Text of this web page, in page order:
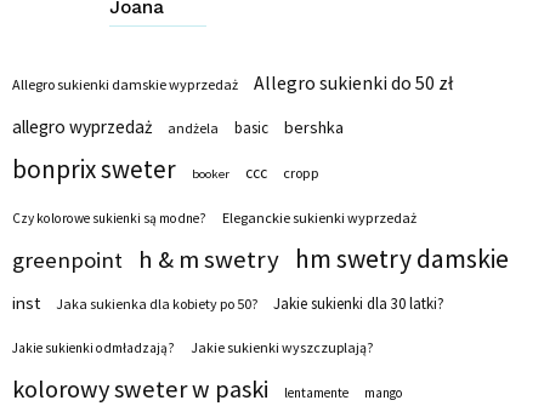
Joana
Allegro sukienki damskie wyprzedaż
Allegro sukienki do 50 zł
allegro wyprzedaż
andżela basic bershka
bonprix sweter booker ccc cropp
Czy kolorowe sukienki są modne? Eleganckie sukienki wyprzedaż
greenpoint h & m swetry hm swetry damskie
inst Jaka sukienka dla kobiety po 50? Jakie sukienki dla 30 latki?
Jakie sukienki odmładzają? Jakie sukienki wyszczuplają?
kolorowy sweter w paski lentamente mango